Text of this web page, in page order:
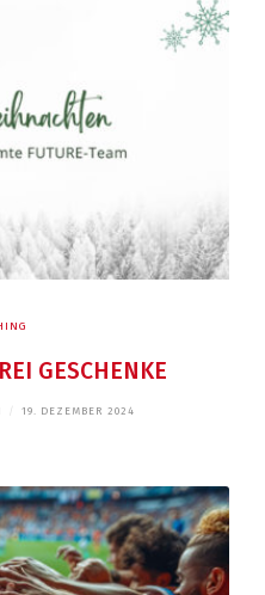
GESCHENKE
19. DEZEMBER 2024